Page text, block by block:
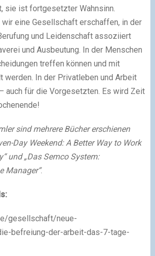
sie ist fortgesetzter Wahnsinn.
eine Gesellschaft erschaffen, in der
und Leidenschaft assoziiert
und Ausbeutung. In der Menschen
treffen können und mit
werden. In der Privatleben und Arbeit
auch für die Vorgesetzten. Es wird Zeit
sind mehrere Bücher erschienen
Day Weekend: A Better Way to Work
und „Das Semco System:
Manager“.
gesellschaft/neue-
befreiung-der-arbeit-das-7-tage-